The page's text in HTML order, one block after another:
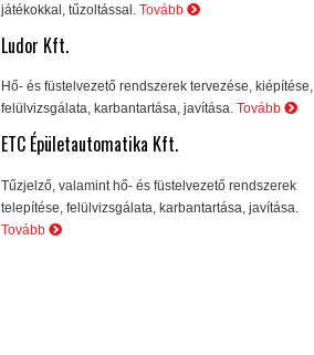
játékokkal, tűzoltással. Tovább
Ludor Kft.
Hő- és füstelvezető rendszerek tervezése, kiépítése,
felülvizsgálata, karbantartása, javítása. Tovább
ETC Épületautomatika Kft.
Tűzjelző, valamint hő- és füstelvezető rendszerek
telepítése, felülvizsgálata, karbantartása, javítása.
Tovább